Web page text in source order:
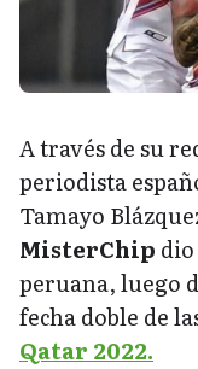
A través de su
periodista
Tamayo
MisterChip
peruana, luego
fecha doble de
Qatar 2022.